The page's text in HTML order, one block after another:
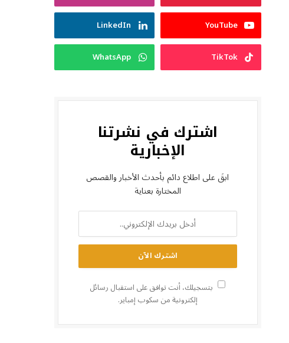
YouTube
LinkedIn
TikTok
WhatsApp
اشترك في نشرتنا
الإخبارية
ابقَ على اطلاع دائم بأحدث الأخبار والقصص
المختارة بعناية
بتسجيلك، أنت توافق على استقبال رسائل
إلكترونية من سكوب إمباير.